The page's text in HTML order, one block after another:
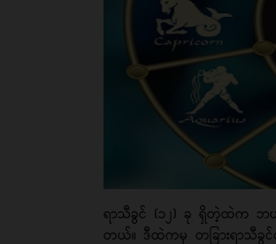
ရာသီခွင် (၁၂) ခု ရှိတဲ့ထဲက ဘယ်ရ
တယ်။ ဒီထဲကမှ တခြားရာသီခွ